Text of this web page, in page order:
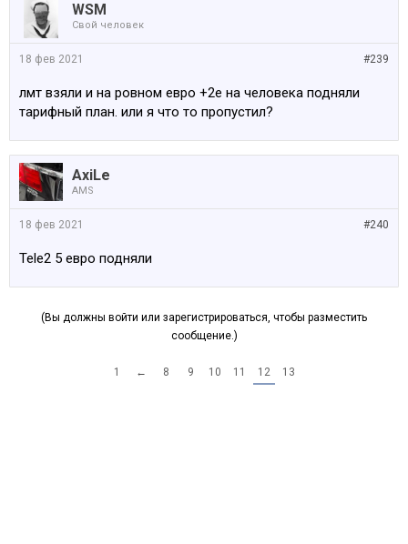
WSM
Свой человек
#239
18 фев 2021
лмт взяли и на ровном евро +2е на человека подняли
тарифный план. или я что то пропустил?
AxiLe
AMS
#240
18 фев 2021
Tele2 5 евро подняли
(Вы должны войти или зарегистрироваться, чтобы разместить
сообщение.)
1 ← 8 9 10 11 12 13